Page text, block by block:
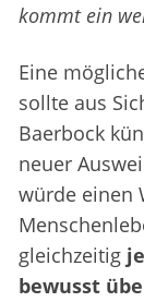
kommt ein
Eine
sollte aus
Baerbock
neuer
würde einen
gleichzeitig
bewusst